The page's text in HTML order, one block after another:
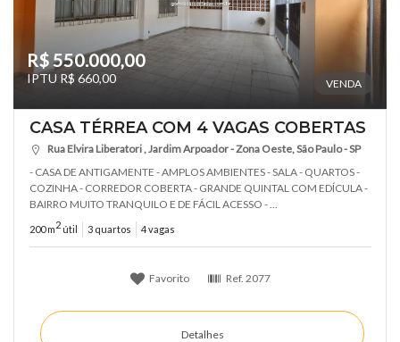
R$ 550.000,00
IPTU R$ 660,00 VENDA
CASA TÉRREA COM 4 VAGAS COBERTAS
Rua Elvira Liberatori , Jardim Arpoador - Zona Oeste, São Paulo - SP
- CASA DE ANTIGAMENTE - AMPLOS AMBIENTES - SALA - QUARTOS -
COZINHA - CORREDOR COBERTA - GRANDE QUINTAL COM EDÍCULA -
BAIRRO MUITO TRANQUILO E DE FÁCIL ACESSO - ...
200 m2 útil 3 quartos 4 vagas
Favorito Ref. 2077
Detalhes